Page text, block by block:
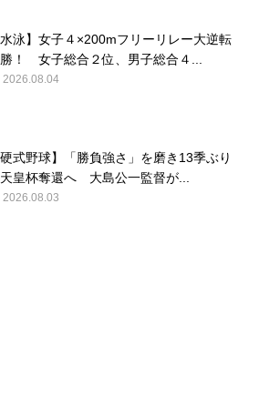
水泳】女子４×200mフリーリレー大逆転
！ 女子総合２位、男子総合４...
2026.08.04
硬式野球】「勝負強さ」を磨き13季ぶり
皇杯奪還へ 大島公一監督が...
2026.08.03